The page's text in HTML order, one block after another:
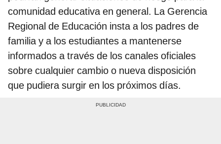
comunidad educativa en general. La Gerencia
Regional de Educación insta a los padres de
familia y a los estudiantes a mantenerse
informados a través de los canales oficiales
sobre cualquier cambio o nueva disposición
que pudiera surgir en los próximos días.